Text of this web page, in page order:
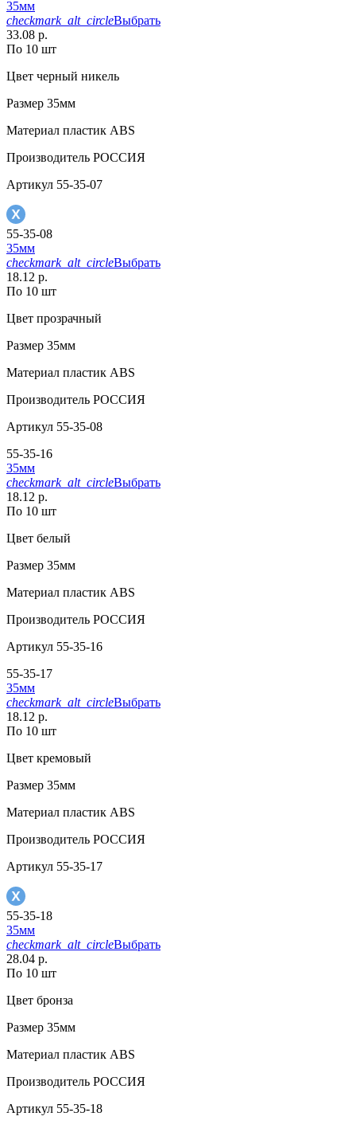
35мм
checkmark_alt_circleВыбрать
33.08 р.
По 10 шт
Цвет черный никель
Размер 35мм
Материал пластик АВS
Производитель РОССИЯ
Артикул 55-35-07
55-35-08
35мм
checkmark_alt_circleВыбрать
18.12 р.
По 10 шт
Цвет прозрачный
Размер 35мм
Материал пластик АВS
Производитель РОССИЯ
Артикул 55-35-08
55-35-16
35мм
checkmark_alt_circleВыбрать
18.12 р.
По 10 шт
Цвет белый
Размер 35мм
Материал пластик АВS
Производитель РОССИЯ
Артикул 55-35-16
55-35-17
35мм
checkmark_alt_circleВыбрать
18.12 р.
По 10 шт
Цвет кремовый
Размер 35мм
Материал пластик АВS
Производитель РОССИЯ
Артикул 55-35-17
55-35-18
35мм
checkmark_alt_circleВыбрать
28.04 р.
По 10 шт
Цвет бронза
Размер 35мм
Материал пластик АВS
Производитель РОССИЯ
Артикул 55-35-18